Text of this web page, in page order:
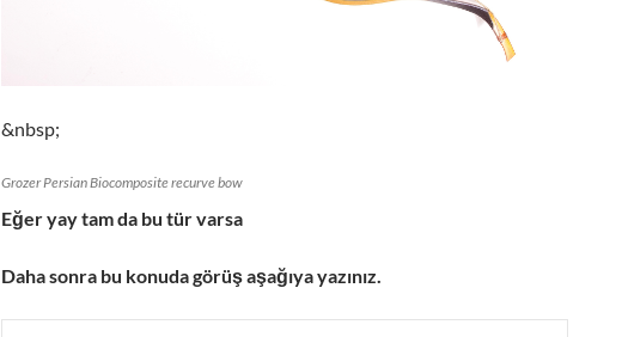
&nbsp;
Grozer Persian Biocomposite recurve bow
Eğer yay tam da bu tür varsa
Daha sonra bu konuda görüş aşağıya yazınız.